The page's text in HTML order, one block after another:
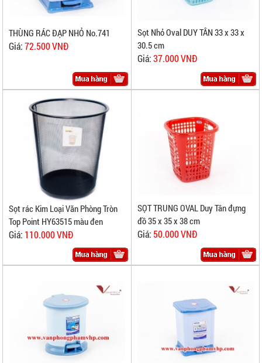
THÙNG RÁC ĐẠP NHỎ No.741
Giá:72.500 VNĐ
Sọt Nhỏ Oval DUY TÂN 33 x 33 x
30.5 cm
Giá:37.000 VNĐ
Sọt rác Kim Loại Văn Phòng Tròn
Top Point HY63515 màu đen
Giá: 110.000 VNĐ
SỌT TRUNG OVAL Duy Tân đựng
đồ 35 x 35 x 38 cm
Giá: 50.000 VNĐ